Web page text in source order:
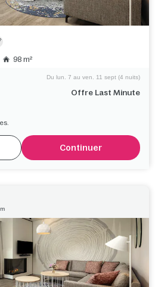
98 m²
Offre Last Minute
Du lun. 7 au ven. 11 sept (4 nuits)
Continuer